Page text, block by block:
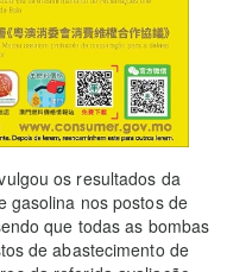
os resultados da
gasolina nos postos de
que todas as bombas
de abastecimento de